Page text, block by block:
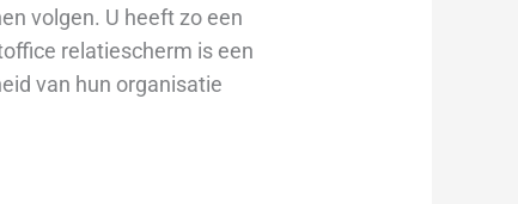
volgen. U heeft zo een
relatiescherm is een
van hun organisatie